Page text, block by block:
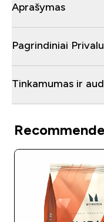
Aprašymas
Pagrindiniai
Tinkamumas ir